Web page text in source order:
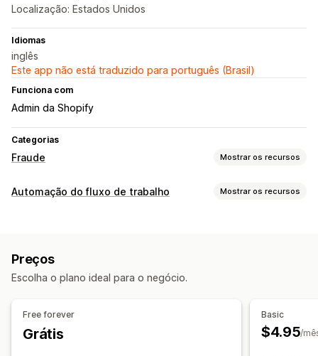
Localização: Estados Unidos
Idiomas
inglês
Este app não está traduzido para português (Brasil)
Funciona com
Admin da Shopify
Categorias
Fraude Mostrar os recursos
Tipos de fraude
Cancelamento automático
Listas de bloqueio
Filtros de fraude
Alertas e análises
Alertas de alto risco
Automação do fluxo de trabalho Mostrar os recursos
Personalização
Preços
Escolha o plano ideal para o negócio.
Free forever
Grátis
Basic
$4.95/